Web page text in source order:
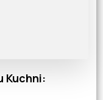
Kuchni: